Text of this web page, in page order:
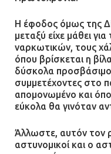
Η έφοδος όμως της
μεταξύ είχε μάθει
ναρκωτικών, τους
όπου βρίσκεται η
δύσκολα προσβάσιμο
συμμετέχοντες στο
απομονωμένο και
εύκολα θα γινόταν
Άλλωστε, αυτόν τον
αστυνομικοί και ο